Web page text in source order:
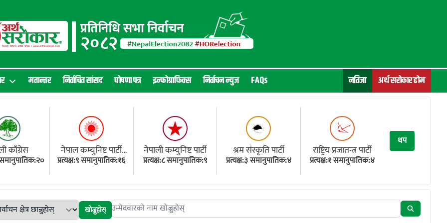
नतिजा अर्थ सरोकार होम
मतान्तर निर्वाचित सांसद घोषणा पत्र इन्फोग्राफिक्स निर्वाचन न्युज FAQs
काँग्रेस
समानुपातिक:२०
नेपाल कम्युनिष्ट पार्टी
(एमाले)
प्रत्यक्ष:९ समानुपातिक:१६
नेपाली कम्युनिष्ट पार्टी
प्रत्यक्ष:८ समानुपातिक:९
श्रम संस्कृति पार्टी
प्रत्यक्ष:३ समानुपातिक:४
राष्ट्रिय प्रजातन्त्र पार्टी
प्रत्यक्ष:१ समानुपातिक:४
थप
खोज्नुहोस् Search candidates